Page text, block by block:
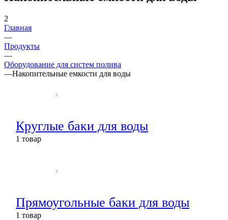
2
Главная
—
Продукты
—
Оборудование для систем полива
—Накопительные емкости для воды
Круглые баки для воды
1 товар
Прямоугольные баки для воды
1 товар